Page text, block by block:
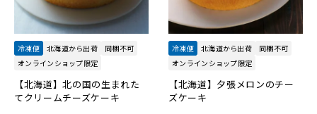
冷凍便 北海道から出荷
同梱不可
オンラインショップ限定
【北海道】北の国の生まれた
てクリームチーズケーキ
冷凍便 北海道から出荷
同梱不可
オンラインショップ限定
【北海道】夕張メロンのチー
ズケーキ